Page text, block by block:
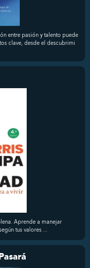
entre pasión y talento puede
clave, desde el descubrimi
Aprende a manejar
tus valores ...